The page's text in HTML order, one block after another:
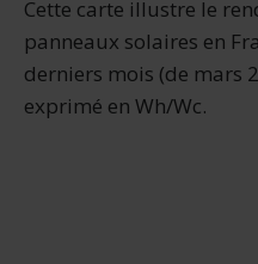
Cette carte illustre le
panneaux solaires en
derniers mois (de mars
exprimé en Wh/Wc.